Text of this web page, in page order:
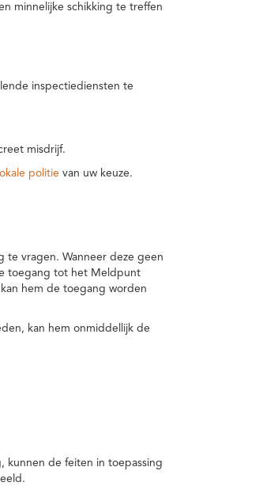
minnelijke schikking te treffen
inspectiediensten te
misdrijf.
lokale politie van uw keuze.
te vragen. Wanneer deze geen
toegang tot het Meldpunt
hem de toegang worden
kan hem onmiddellijk de
kunnen de feiten in toepassing